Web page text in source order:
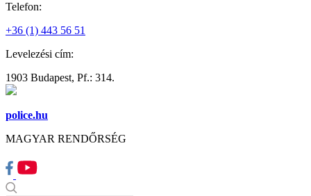
Telefon:
+36 (1) 443 56 51
Levelezési cím:
1903 Budapest, Pf.: 314.
police.hu
MAGYAR RENDŐRSÉG